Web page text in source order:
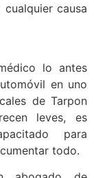
causa
lo antes
en uno
de Tarpon
leves, es
para
todo.